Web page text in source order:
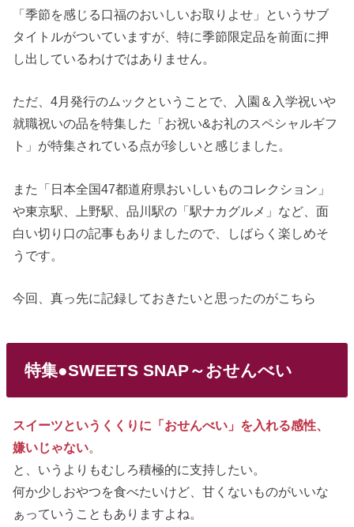
「季節を感じる口福のおいしいお取りよせ」というサブ
タイトルがついていますが、特に季節限定品を前面に押
し出しているわけではありません。
ただ、4月発行のムックということで、入園＆入学祝いや
就職祝いの品を特集した「お祝い&お礼のスペシャルギフ
ト」が特集されている点が珍しいと感じました。
また「日本全国47都道府県おいしいものコレクション」
や東京駅、上野駅、品川駅の「駅ナカグルメ」など、面
白い切り口の記事もありましたので、しばらく楽しめそ
うです。
今回、真っ先に記録しておきたいと思ったのがこちら
特集●SWEETS SNAP～おせんべい
スイーツというくくりに「おせんべい」を入れる感性、
嫌いじゃない。
と、いうよりもむしろ積極的に支持したい。
何か少しおやつを食べたいけど、甘くないものがいいな
ぁっていうこともありますよね。